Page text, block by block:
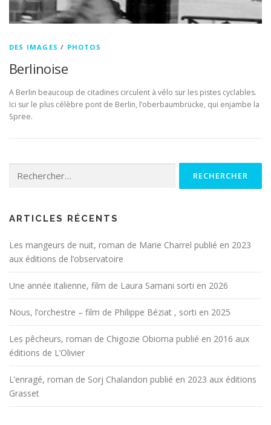
DES IMAGES / PHOTOS
Berlinoise
A Berlin beaucoup de citadines circulent à vélo sur les pistes cyclables.
Ici sur le plus célèbre pont de Berlin, l’oberbaumbrücke, qui enjambe la
Spree.
ARTICLES RÉCENTS
Les mangeurs de nuit, roman de Marie Charrel publié en 2023
aux éditions de l’observatoire
Une année italienne, film de Laura Samani sorti en 2026
Nous, l’orchestre – film de Philippe Béziat , sorti en 2025
Les pêcheurs, roman de Chigozie Obioma publié en 2016 aux
éditions de L’Olivier
L’enragé, roman de Sorj Chalandon publié en 2023 aux éditions
Grasset